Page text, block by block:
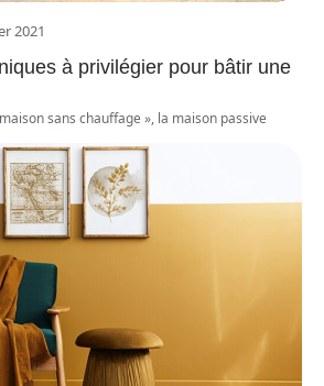
2021
à privilégier pour bâtir une
sans chauffage », la maison passive